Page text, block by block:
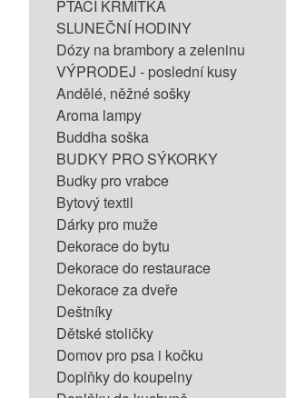
PTAČÍ KRMÍTKA
SLUNEČNÍ HODINY
Dózy na brambory a zeleninu
VÝPRODEJ - poslední kusy
Andělé, něžné sošky
Aroma lampy
Buddha soška
BUDKY PRO SÝKORKY
Budky pro vrabce
Bytový textil
Dárky pro muže
Dekorace do bytu
Dekorace do restaurace
Dekorace za dveře
Deštníky
Dětské stoličky
Domov pro psa i kočku
Doplňky do koupelny